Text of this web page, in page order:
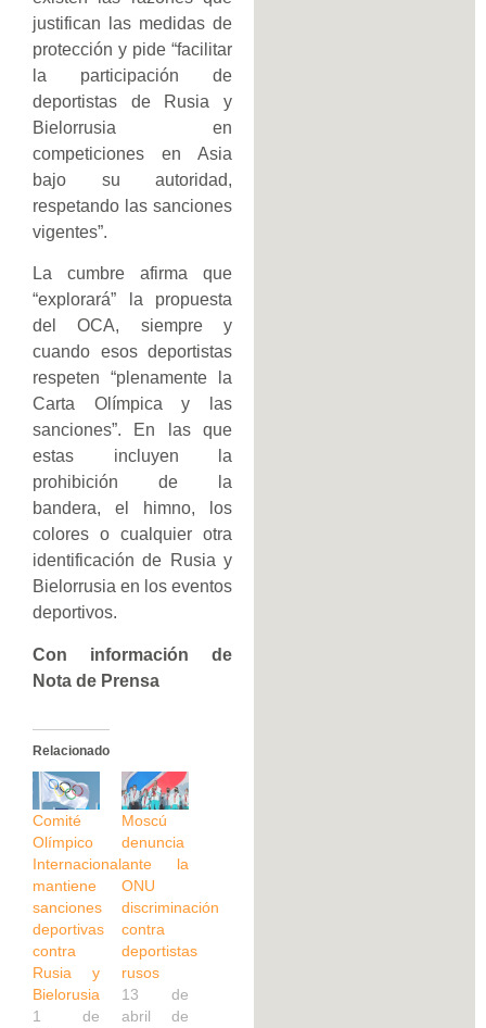
justifican las medidas de
protección y pide “facilitar
la participación de
deportistas de Rusia y
Bielorrusia en
competiciones en Asia
bajo su autoridad,
respetando las sanciones
vigentes”.
La cumbre afirma que
“explorará” la propuesta
del OCA, siempre y
cuando esos deportistas
respeten “plenamente la
Carta Olímpica y las
sanciones”. En las que
estas incluyen la
prohibición de la
bandera, el himno, los
colores o cualquier otra
identificación de Rusia y
Bielorrusia en los eventos
deportivos.
Con información de
Nota de Prensa
Relacionado
Comité
Olímpico
Internacional
mantiene
sanciones
deportivas
contra
Rusia y
Bielorusia
1 de
Moscú
denuncia
ante la
ONU
discriminación
contra
deportistas
rusos
13 de
abril de